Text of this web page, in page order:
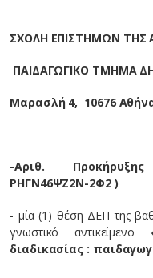
ΣΧΟΛΗ ΕΠΙΣΤΗΜΩΝ ΤΗΣ
ΠΑΙΔΑΓΩΓΙΚΟ ΤΜΗΜΑ
Μαρασλή 4, 10676
-Αριθ.
ΡΗΓΝ46ΨΖ2Ν-
- μία (1) θέση ΔΕΠ της
γνωστικό αντικείμενο
διαδικασίας :